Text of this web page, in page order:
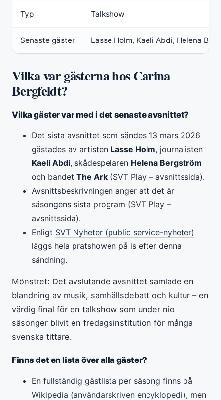
Typ Talkshow
Senaste gäster Lasse Holm, Kaeli Abdi, Helena
Vilka var gästerna hos Carina
Bergfeldt?
Vilka gäster var med i det senaste avsnittet?
Det sista avsnittet som sändes 13 mars 2026
gästades av artisten Lasse Holm, journalisten
Kaeli Abdi, skådespelaren Helena Bergström
och bandet The Ark (SVT Play – avsnittssida).
Avsnittsbeskrivningen anger att det är
säsongens sista program (SVT Play –
avsnittssida).
Enligt SVT Nyheter (public service-nyheter)
läggs hela pratshowen på is efter denna
sändning.
Mönstret: Det avslutande avsnittet samlade en
blandning av musik, samhällsdebatt och kultur – en
värdig final för en talkshow som under nio
säsonger blivit en fredagsinstitution för många
svenska tittare.
Finns det en lista över alla gäster?
En fullständig gästlista per säsong finns på
Wikipedia (användarskriven encyklopedi), men